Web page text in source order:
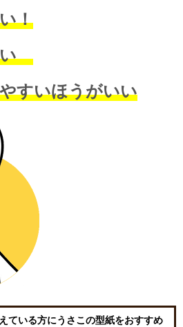
！
い
すいほうがいい
ている方にうさこの型紙をおすすめ